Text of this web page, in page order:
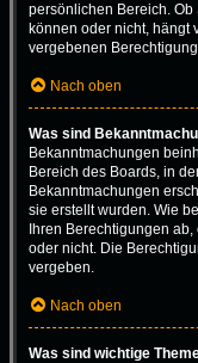
persönlichen Bereich.
können oder nicht, hängt
vergebenen
Nach oben
Was sind
Bekanntmachungen
Bereich des Boards, in
Bekanntmachungen
sie erstellt wurden. Wie
Ihren Berechtigungen
oder nicht. Die
vergeben.
Nach oben
Was sind wichtige